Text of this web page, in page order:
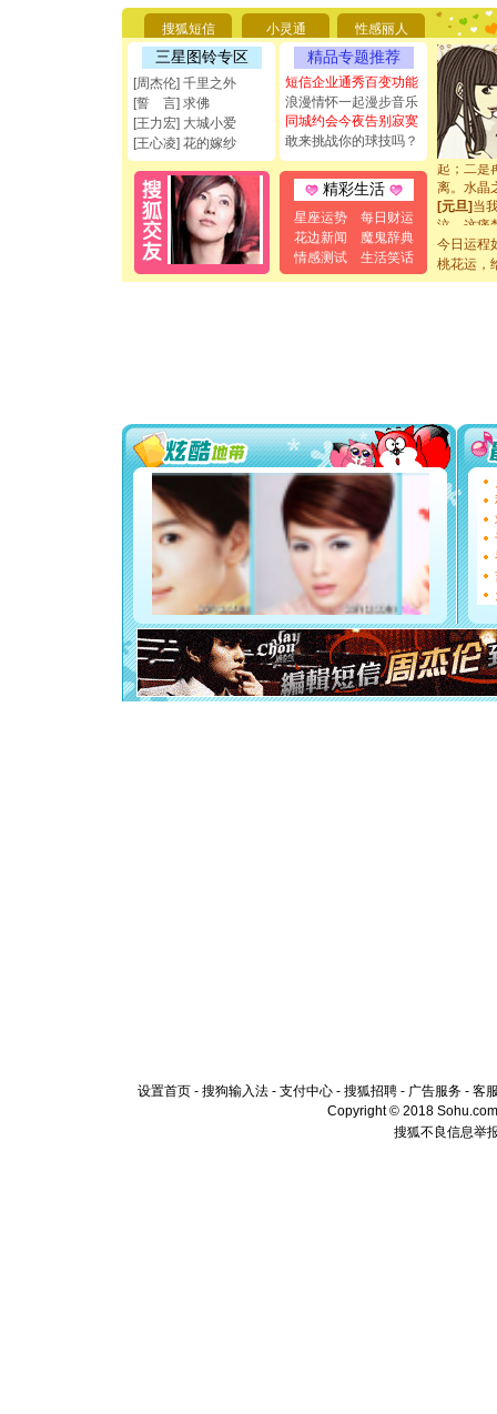
搜狐短信 小灵通 性感丽人
三星图铃专区
[周杰伦] 千里之外
[誓 言] 求佛
[王力宏] 大城小爱
[王心凌] 花的嫁纱
精品专题推荐
短信企业通秀百变功能
浪漫情怀一起漫步音乐
同城约会今夜告别寂寞
敢来挑战你的球技吗？
精彩生活
星座运势
每日财运
花边新闻
魔鬼辞典
情感测试
生活笑话
能正大光
都要快乐
[圣诞节]
如意,快
[元旦]看
断电。爱
你是我专
[元旦]如
起；二是
离。水晶
[元旦]当
泣，这痛
卖了。水
[春节]风
颜！冬去
[圣诞节]
能正大
都要快乐
[圣诞节]
如意,快
[元旦]
看
断电。
你是我
[元旦]
如
起；二
离。水
[元旦]当
泣，这痛
卖了。水
[春节]风
今日运程
桃花运，
设置首页 - 搜狗输入法 - 支付中心 - 搜狐招聘 - 广告服务 - 客
Copyright © 2018
搜狐不良信息举